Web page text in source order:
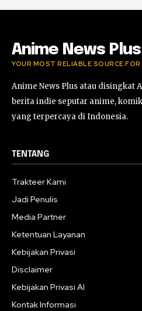
02:47
Anime News Plus
YOUR MOST RELIABLE SOURCE FOR
Anime News Plus atau disingkat
berita indie seputar anime,
yang terpercaya di Indonesia.
TENTANG
Trakteer Kami
Jadi Penulis
Media Partner
Ketentuan Layanan
Kebijakan Privasi
Disclaimer
Kebijakan Privasi AI
Kontak Informasi